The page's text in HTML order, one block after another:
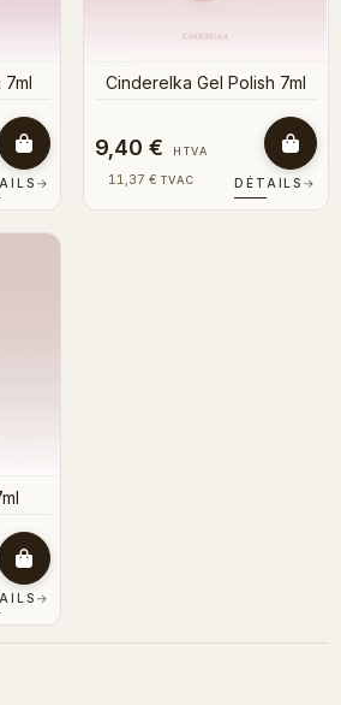
7ml
→
Cinderelka Gel Polish 7ml
9,40 € HTVA
11,37 € TVAC DÉTAILS →
→